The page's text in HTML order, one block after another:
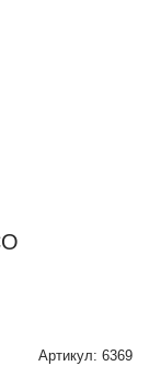
Артикул: 6369